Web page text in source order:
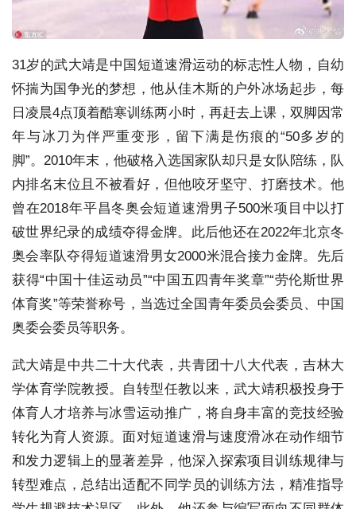
31岁的武大靖是中国短道速滑运动的标志性人物，自幼
怀揣为国争光的梦想，他从佳木斯的户外冰场起步，每
日凌晨4点顶着酷寒训练两小时，再赶去上课，双脚因常
年与冰刀为伴严重变形，留下满是伤痕的“50多岁的
脚”。2010年末，他破格入选国家队却只是女队陪练，队
内排名末位且不被看好，但他咬牙坚守、打磨技术。他
曾在2018年平昌冬奥会短道速滑男子500米项目中以打
破世界纪录的成绩夺得金牌。此后他还在2022年北京冬
奥会率队夺得短道速滑男女2000米混合接力金牌。先后
获得“中国十佳运动员”“中国五四青年奖章”“劳伦斯世界
体育奖”等荣誉称号，当选过全国青年委员会委员、中国
奥委会委员等职务。
武大靖是中共二十大代表，共青团十八大代表，吉林大
学体育学院教授。自转型任教以来，武大靖积极投身于
体育人才培养与冰雪运动推广，将自身丰富的竞技经验
转化为育人资源。面对短道速滑与速度滑冰在动作细节
和发力逻辑上的显著差异，他深入探索项目训练规律与
转型难点，总结出适配不同学员的训练方法，精准指导